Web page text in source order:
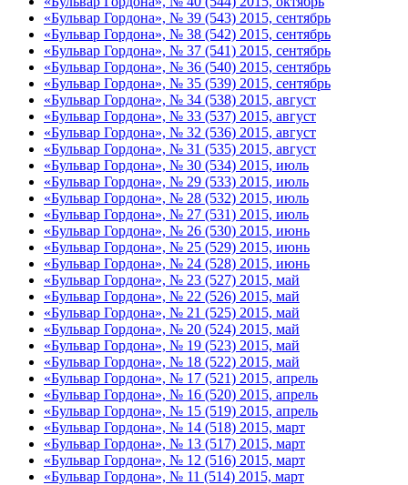
«Бульвар Гордона», № 39 (543) 2015, сентябрь
«Бульвар Гордона», № 38 (542) 2015, сентябрь
«Бульвар Гордона», № 37 (541) 2015, сентябрь
«Бульвар Гордона», № 36 (540) 2015, сентябрь
«Бульвар Гордона», № 35 (539) 2015, сентябрь
«Бульвар Гордона», № 34 (538) 2015, август
«Бульвар Гордона», № 33 (537) 2015, август
«Бульвар Гордона», № 32 (536) 2015, август
«Бульвар Гордона», № 31 (535) 2015, август
«Бульвар Гордона», № 30 (534) 2015, июль
«Бульвар Гордона», № 29 (533) 2015, июль
«Бульвар Гордона», № 28 (532) 2015, июль
«Бульвар Гордона», № 27 (531) 2015, июль
«Бульвар Гордона», № 26 (530) 2015, июнь
«Бульвар Гордона», № 25 (529) 2015, июнь
«Бульвар Гордона», № 24 (528) 2015, июнь
«Бульвар Гордона», № 23 (527) 2015, май
«Бульвар Гордона», № 22 (526) 2015, май
«Бульвар Гордона», № 21 (525) 2015, май
«Бульвар Гордона», № 20 (524) 2015, май
«Бульвар Гордона», № 19 (523) 2015, май
«Бульвар Гордона», № 18 (522) 2015, май
«Бульвар Гордона», № 17 (521) 2015, апрель
«Бульвар Гордона», № 16 (520) 2015, апрель
«Бульвар Гордона», № 15 (519) 2015, апрель
«Бульвар Гордона», № 14 (518) 2015, март
«Бульвар Гордона», № 13 (517) 2015, март
«Бульвар Гордона», № 12 (516) 2015, март
«Бульвар Гордона», № 11 (514) 2015, март